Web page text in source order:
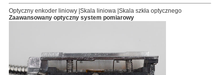
Optyczny enkoder liniowy |Skala liniowa |Skala szkła optycznego
Zaawansowany optyczny system pomiarowy